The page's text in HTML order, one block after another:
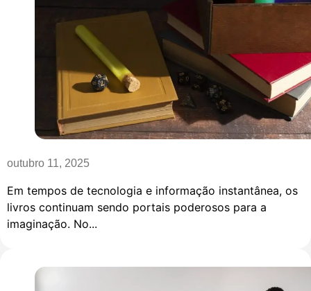
outubro 11, 2025
Em tempos de tecnologia e informação instantânea, os
livros continuam sendo portais poderosos para a
imaginação. No...